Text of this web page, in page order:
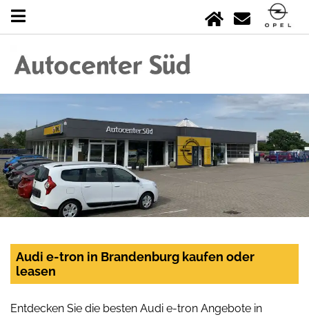
Audi e-tron in Brandenburg kaufen oder
leasen
Entdecken Sie die besten Audi e-tron Angebote in